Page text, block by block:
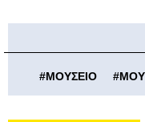
#ΜΟΥΣΕΙΟ #